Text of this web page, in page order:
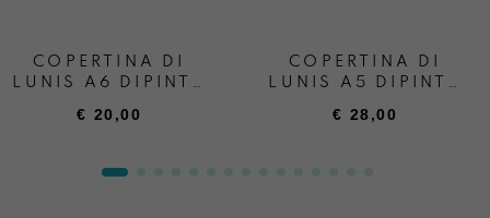
COPERTINA DI
LUNIS A6 DIPINTA
PRIMAVEGA
€ 20,00
COPERTINA DI
LUNIS A5 DIPINTA
PRIMAVEGA
€ 28,00